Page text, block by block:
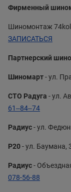
Фирменный
Шиномонтаж
ЗАПИСАТЬСЯ
Партнерский
Шиномарт- ул.
СТО Радуга - ул.
61‒84‒74
Радиус- ул.
Р20- ул. Баумана,
Радиус-
078-56-88